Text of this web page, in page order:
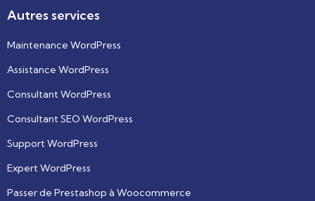
Autres services
Maintenance WordPress
Assistance WordPress
Consultant WordPress
Consultant SEO WordPress
Support WordPress
Expert WordPress
Passer de Prestashop à Woocommerce